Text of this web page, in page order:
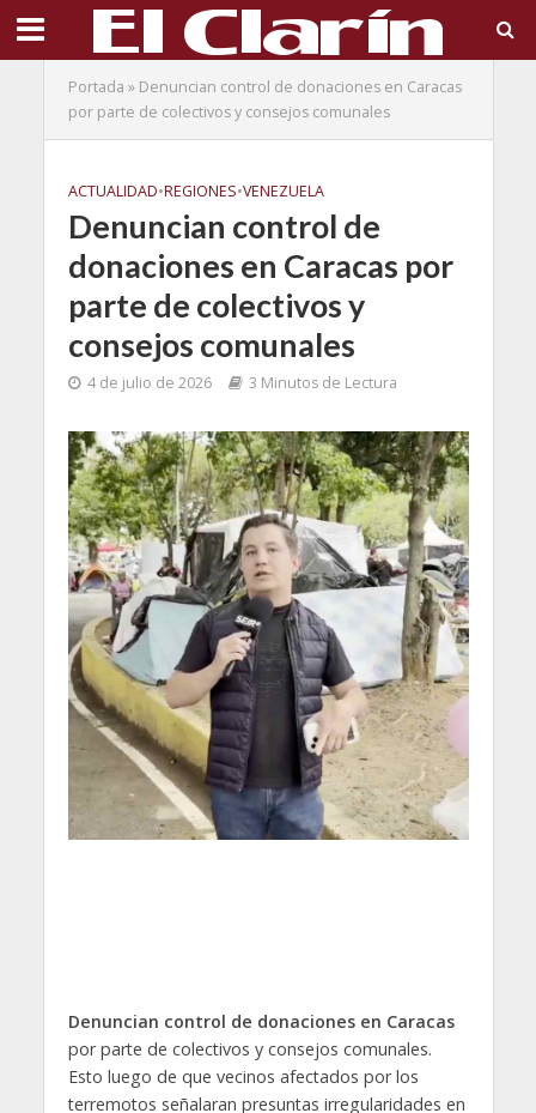
Portada » Denuncian control de donaciones en Caracas
por parte de colectivos y consejos comunales
ACTUALIDAD•REGIONES•VENEZUELA
Denuncian control de
donaciones en Caracas por
parte de colectivos y
consejos comunales
4 de julio de 2026 3 Minutos de Lectura
Denuncian control de donaciones en Caracas
por parte de colectivos y consejos comunales.
Esto luego de que vecinos afectados por los
terremotos señalaran presuntas irregularidades en